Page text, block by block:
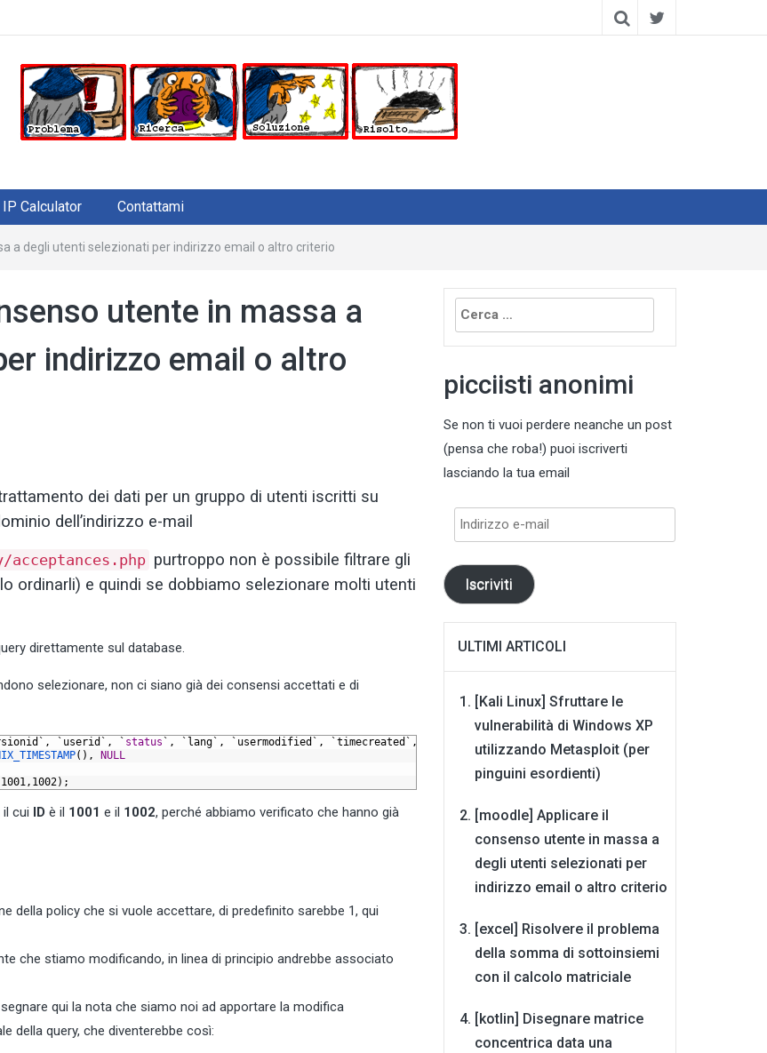
IP Calculator Contattami
a degli utenti selezionati per indirizzo email o altro criterio
utente in massa a
indirizzo email o altro
dei dati per un gruppo di utenti iscritti su
dell’indirizzo e-mail
purtroppo non è possibile filtrare gli
ordinarli) e quindi se dobbiamo selezionare molti utenti
direttamente sul database.
selezionare, non ci siano già dei consensi accettati e di
`userid`, ` status `, `lang`, `usermodified`, `timecreated`, `timemodified`,
`note`)
(),
NULL
cui ID è il 1001 e il 1002, perché abbiamo verificato che hanno già
della policy che si vuole accettare, di predefinito sarebbe 1, qui
che stiamo modificando, in linea di principio andrebbe associato
qui la nota che siamo noi ad apportare la modifica
della query, che diventerebbe così:
Ricerca
per:
picciisti anonimi
Se non ti vuoi perdere neanche un post
(pensa che roba!) puoi iscriverti
lasciando la tua email
Indirizzo
Iscriviti
ULTIMI ARTICOLI
[Kali Linux] Sfruttare le
vulnerabilità di Windows XP
utilizzando Metasploit (per
pinguini esordienti)
[moodle] Applicare il
consenso utente in massa a
degli utenti selezionati per
indirizzo email o altro criterio
[excel] Risolvere il problema
della somma di sottoinsiemi
con il calcolo matriciale
[kotlin] Disegnare matrice
concentrica data una